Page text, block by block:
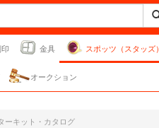
金具 スポッツ（スタッズ）
オークション
ーキット・カタログ